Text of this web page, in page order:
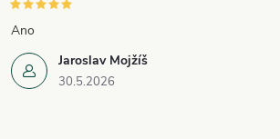
v
k
y
Jaroslav Mojžíš
30.5.2026
Ano